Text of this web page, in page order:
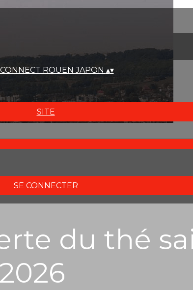
ROUEN JAPON ▴▾
SITE
SE CONNECTER
du thé
2026